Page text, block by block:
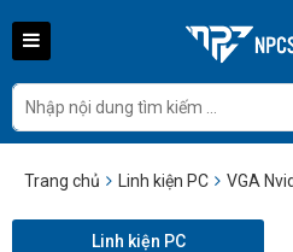
Trang chủ Linh kiện PC VGA
Linh kiện PC